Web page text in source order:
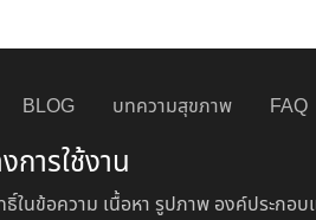
BLOG บทความสุขภาพ FAQ
การใช้งาน
ในข้อความ เนื้อหา รูปภาพ องค์ประก